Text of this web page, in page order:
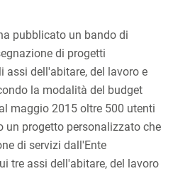
pubblicato un bando di
di progetti
dell'abitare, del lavoro e
la modalità del budget
maggio 2015 oltre 500 utenti
un progetto personalizzato che
di servizi dall'Ente
tre assi dell'abitare, del lavoro